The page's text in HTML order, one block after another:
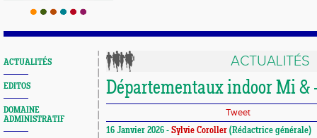
ACTUALITÉS
EDITOS
DOMAINE
ADMINISTRATIF
ACTUALITÉS
Départementaux indoor Mi &
Tweet
16 Janvier 2026 - Sylvie Coroller (Rédactrice générale)